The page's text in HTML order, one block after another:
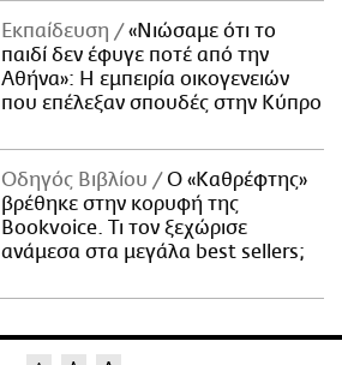
Εκπαίδευση
«Νιώσαμε ότι το
παιδί δεν έφυγε ποτέ από την
Αθήνα»: Η εμπειρία οικογενειών
που επέλεξαν σπουδές στην Κύπρο
Οδηγός Βιβλίου
Ο «Καθρέφτης»
βρέθηκε στην κορυφή της
Bookvoice. Τι τον ξεχώρισε
ανάμεσα στα μεγάλα best sellers;